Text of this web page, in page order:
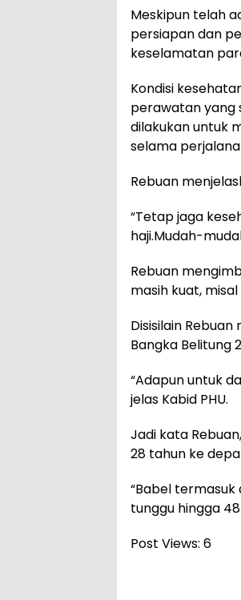
Meskipun telah
persiapan dan
keselamatan
Kondisi
perawatan yang
dilakukan untuk
selama
Rebuan
“Tetap jaga
haji.Mudah-
Rebuan
masih kuat,
Disisilain
Bangka Belitung
“Adapun untuk
jelas Kabid PHU.
Jadi kata
28 tahun ke
“Babel
tunggu hingga
Post Views: 6